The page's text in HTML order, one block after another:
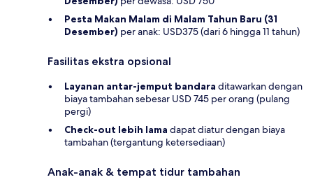
Pesta Makan Malam di Malam Tahun Baru (31
Desember) per anak: USD375 (dari 6 hingga 11 tahun)
Fasilitas ekstra opsional
Layanan antar-jemput bandara ditawarkan dengan
biaya tambahan sebesar USD 745 per orang (pulang
pergi)
Check-out lebih lama dapat diatur dengan biaya
tambahan (tergantung ketersediaan)
Anak-anak & tempat tidur tambahan